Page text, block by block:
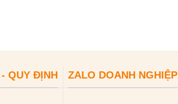
QUY ĐỊNH ZALO DOANH NGHIỆP